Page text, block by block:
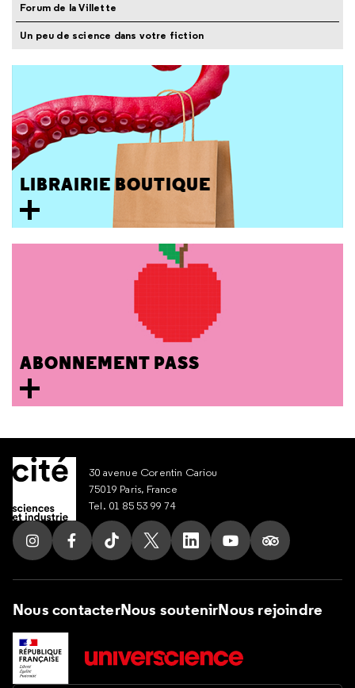
Forum de la Villette
Un peu de science dans votre fiction
LIBRAIRIE BOUTIQUE
ABONNEMENT PASS
30 avenue Corentin Cariou
75019 Paris, France
Tel. 01 85 53 99 74
Suivez nous sur Instagram
Suivez nous sur Facebook
Suivez nous sur Tik Tok
Suivez nous sur X
Suivez nous sur LinkedIn
Suivez nous sur
Suivez nous
Nous contacterNous soutenirNous rejoindre